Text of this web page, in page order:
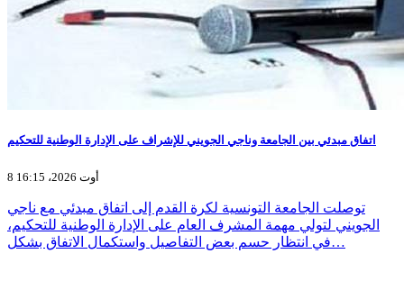
اتفاق مبدئي بين الجامعة وناجي الجويني للإشراف على الإدارة الوطنية للتحكيم
8 أوت 2026، 16:15
توصلت الجامعة التونسية لكرة القدم إلى اتفاق مبدئي مع ناجي
الجويني لتولي مهمة المشرف العام على الإدارة الوطنية للتحكيم،
في انتظار حسم بعض التفاصيل واستكمال الاتفاق بشكل…